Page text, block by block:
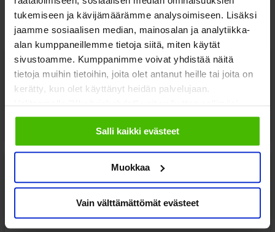
tukemiseen ja kävijämäärämme analysoimiseen. Lisäksi
jaamme sosiaalisen median, mainosalan ja analytiikka-
alan kumppaneillemme tietoja siitä, miten käytät
sivustoamme. Kumppanimme voivat yhdistää näitä
tietoja muihin tietoihin, joita olet antanut heille tai joita on
kerätty, kun olet käyttänyt heidän palvelujaan.
Valitsemalla "Yksityiskohdat" voit vaikuttaa sallimiisi
evästeisiin.
Salli kaikki evästeet
Muokkaa
Vain välttämättömät evästeet
Ohjelma
12:00
Tilaisuus alkaa
12:00